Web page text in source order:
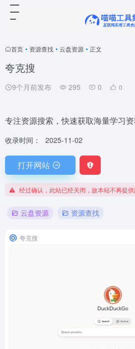
首页 • 资源查找 • 云盘资源 • 正文
夸克搜
9个月前发布 295 0 0
专注资源搜索，快速获取海量学习资
收录时间： 2025-11-02
打开网站
经过确认，此站已经关闭，故本站不再提供
云盘资源 资源查找
夸克搜